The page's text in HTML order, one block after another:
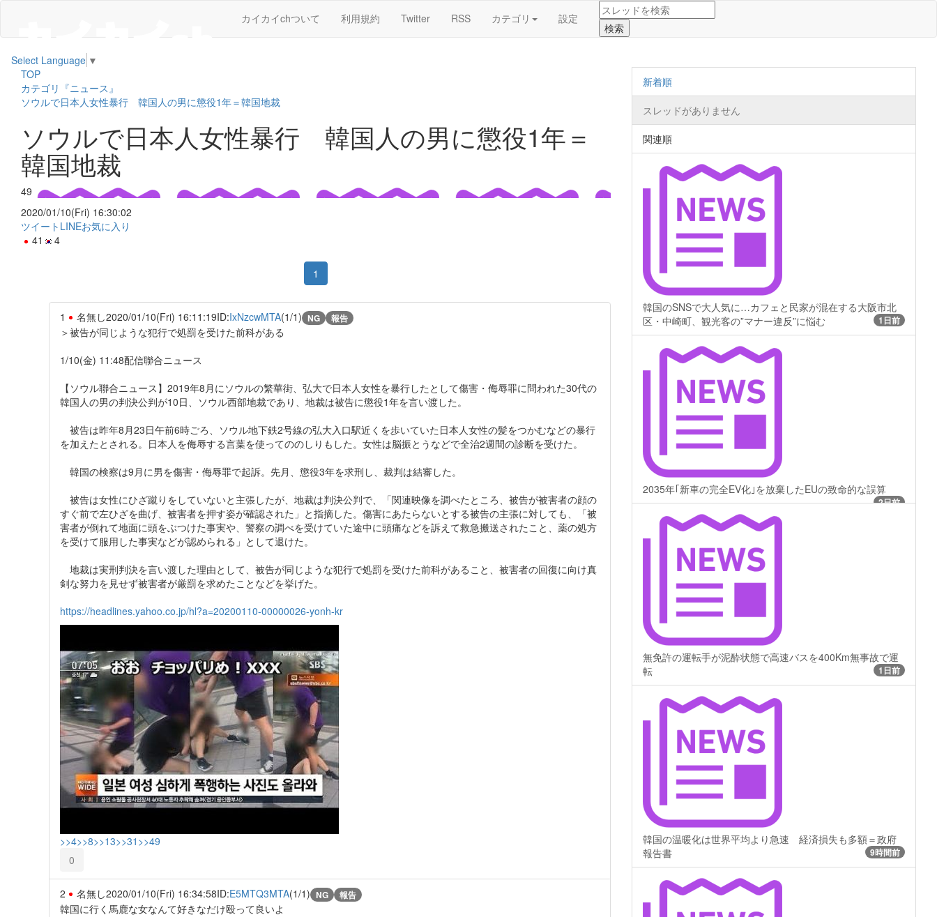
カイカイchついて 利用規約 Twitter RSS カテゴリ 設定
Select Language ▼
TOP
カテゴリ『ニュース』
ソウルで日本人女性暴行 韓国人の男に懲役1年＝韓国地裁
ソウルで日本人女性暴行 韓国人の男に懲役1年＝
韓国地裁
49
2020/01/10(Fri) 16:30:02
ツイート LINEお気に入り
41
4
1
1 名無し2020/01/10(Fri) 16:11:19ID:IxNzcwMTA(1/1) NG 報告
＞被告が同じような犯行で処罰を受けた前科がある
1/10(金) 11:48配信聯合ニュース
【ソウル聯合ニュース】2019年8月にソウルの繁華街、弘大で日本人女性を暴行したとして傷害・侮辱罪に問われた30代の
韓国人の男の判決公判が10日、ソウル西部地裁であり、地裁は被告に懲役1年を言い渡した。
被告は昨年8月23日午前6時ごろ、ソウル地下鉄2号線の弘大入口駅近くを歩いていた日本人女性の髪をつかむなどの暴行
を加えたとされる。日本人を侮辱する言葉を使ってののしりもした。女性は脳振とうなどで全治2週間の診断を受けた。
韓国の検察は9月に男を傷害・侮辱罪で起訴。先月、懲役3年を求刑し、裁判は結審した。
被告は女性にひざ蹴りをしていないと主張したが、地裁は判決公判で、「関連映像を調べたところ、被告が被害者の顔の
すぐ前で左ひざを曲げ、被害者を押す姿が確認された」と指摘した。傷害にあたらないとする被告の主張に対しても、「被
害者が倒れて地面に頭をぶつけた事実や、警察の調べを受けていた途中に頭痛などを訴えて救急搬送されたこと、薬の処方
を受けて服用した事実などが認められる」として退けた。
地裁は実刑判決を言い渡した理由として、被告が同じような犯行で処罰を受けた前科があること、被害者の回復に向け真
剣な努力を見せず被害者が厳罰を求めたことなどを挙げた。
https://headlines.yahoo.co.jp/hl?a=20200110-00000026-yonh-kr
>>4>>8>>13>>31 >>49
0
2 名無し2020/01/10(Fri) 16:34:58ID:E5MTQ3MTA(1/1) NG 報告
韓国に行く馬鹿な女なんて好きなだけ殴って良いよ
新着順
スレッドがありません
関連順
韓国のSNSで大人気に…カフェと民家が混在する大阪市北
区・中崎町、観光客の”マナー違反”に悩む
1日前
2035年｢新車の完全EV化｣を放棄したEUの致命的な誤算
2日前
無免許の運転手が泥酔状態で高速バスを400Km無事故で運
転
1日前
韓国の温暖化は世界平均より急速 経済損失も多額＝政府
報告書
9時間前